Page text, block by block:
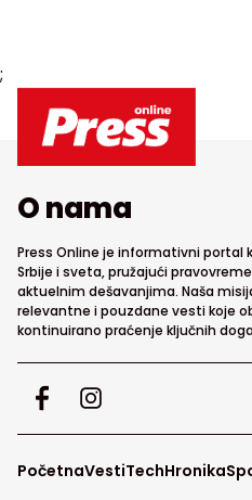
;
O nama
Press Online je informativni portal
Srbije i sveta, pružajući
aktuelnim dešavanjima. Naša
relevantne i pouzdane vesti koje
kontinuirano praćenje ključnih
PočetnaVestiTechHronika